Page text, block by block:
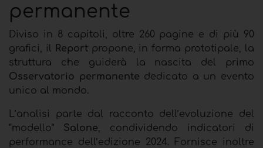
permanente
Diviso in 8 capitoli, oltre 260 pagine e di più 90
grafici, il
Report propone, in forma prototipale, la
struttura che guiderà la nascita del primo
Osservatorio permanente dedicato a un evento
unico al mondo.
L’analisi parte dal racconto dell’evoluzione del
“modello” Salone , condividendo indicatori di
performance dell’edizione 2024. Fornisce inoltre